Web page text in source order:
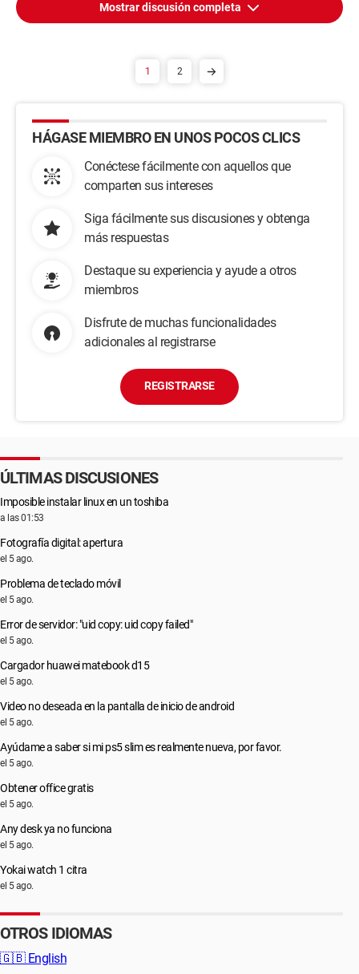
Mostrar discusión completa
1 2
HÁGASE MIEMBRO EN UNOS POCOS CLICS
Conéctese fácilmente con aquellos que
comparten sus intereses
Siga fácilmente sus discusiones y obtenga
más respuestas
Destaque su experiencia y ayude a otros
miembros
Disfrute de muchas funcionalidades
adicionales al registrarse
REGISTRARSE
ÚLTIMAS DISCUSIONES
Imposible instalar linux en un toshiba
a las 01:53
Fotografía digital: apertura
el 5 ago.
Problema de teclado móvil
el 5 ago.
Error de servidor: "uid copy: uid copy failed"
el 5 ago.
Cargador huawei matebook d15
el 5 ago.
Video no deseada en la pantalla de inicio de android
el 5 ago.
Ayúdame a saber si mi ps5 slim es realmente nueva, por favor.
el 5 ago.
Obtener office gratis
el 5 ago.
Any desk ya no funciona
el 5 ago.
Yokai watch 1 citra
el 5 ago.
OTROS IDIOMAS
🇬🇧 English